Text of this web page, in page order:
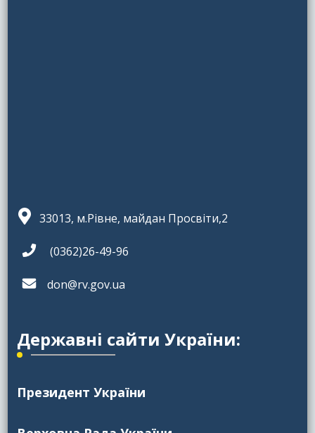
33013, м.Рівне, майдан Просвіти,2
(0362)26-49-96
don@rv.gov.ua
Державні сайти України:
Президент України